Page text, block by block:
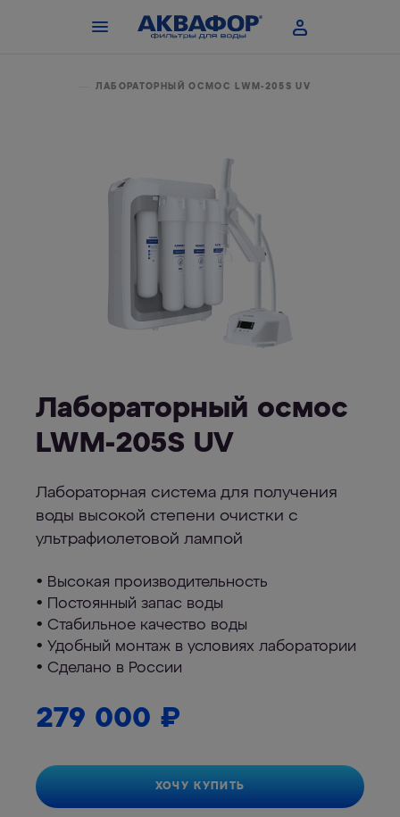
ЛАБОРАТОРНЫЙ ОСМОС LWM-205S UV
Лабораторный осмос
LWM-205S UV
Лабораторная система для получения
воды высокой степени очистки с
ультрафиолетовой лампой
• Высокая производительность
• Постоянный запас воды
• Стабильное качество воды
• Удобный монтаж в условиях лаборатории
• Сделано в России
279 000 ₽
ХОЧУ КУПИТЬ